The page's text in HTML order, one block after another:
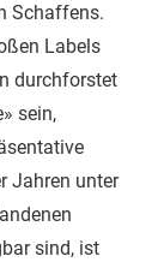
Schaffens.
Labels
durchforstet
sein,
Jahren unter
sind, ist